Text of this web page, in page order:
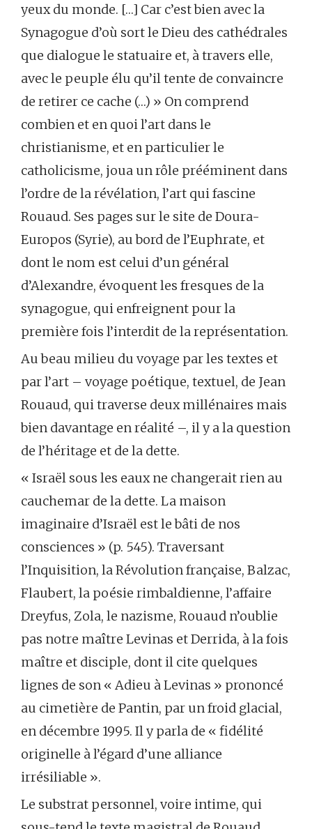
yeux du monde. […] Car c’est bien avec la
Synagogue d’où sort le Dieu des cathédrales
que dialogue le statuaire et, à travers elle,
avec le peuple élu qu’il tente de convaincre
de retirer ce cache (…) » On comprend
combien et en quoi l’art dans le
christianisme, et en particulier le
catholicisme, joua un rôle prééminent dans
l’ordre de la révélation, l’art qui fascine
Rouaud. Ses pages sur le site de Doura-
Europos (Syrie), au bord de l’Euphrate, et
dont le nom est celui d’un général
d’Alexandre, évoquent les fresques de la
synagogue, qui enfreignent pour la
première fois l’interdit de la représentation.
Au beau milieu du voyage par les textes et
par l’art – voyage poétique, textuel, de Jean
Rouaud, qui traverse deux millénaires mais
bien davantage en réalité –, il y a la question
de l’héritage et de la dette.
« Israël sous les eaux ne changerait rien au
cauchemar de la dette. La maison
imaginaire d’Israël est le bâti de nos
consciences » (p. 545). Traversant
l’Inquisition, la Révolution française, Balzac,
Flaubert, la poésie rimbaldienne, l’affaire
Dreyfus, Zola, le nazisme, Rouaud n’oublie
pas notre maître Levinas et Derrida, à la fois
maître et disciple, dont il cite quelques
lignes de son « Adieu à Levinas » prononcé
au cimetière de Pantin, par un froid glacial,
en décembre 1995. Il y parla de « fidélité
originelle à l’égard d’une alliance
irrésiliable ».
Le substrat personnel, voire intime, qui